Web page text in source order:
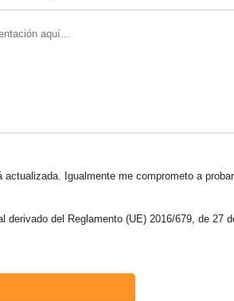
Igualmente me comprometo a
del Reglamento (UE) 2016/679, de 27